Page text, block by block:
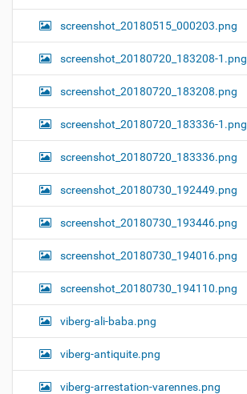
screenshot_20180515_000203.png
screenshot_20180720_183208-1.png
screenshot_20180720_183208.png
screenshot_20180720_183336-1.png
screenshot_20180720_183336.png
screenshot_20180730_192449.png
screenshot_20180730_193446.png
screenshot_20180730_194016.png
screenshot_20180730_194110.png
viberg-ali-baba.png
viberg-antiquite.png
viberg-arrestation-varennes.png